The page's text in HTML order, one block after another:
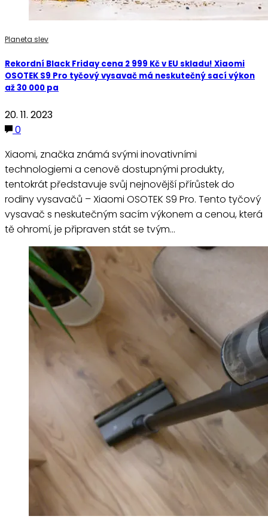
Planeta slev
Rekordní Black Friday cena 2 999 Kč v EU skladu! Xiaomi
OSOTEK S9 Pro tyčový vysavač má neskutečný sací výkon
až 30 000 pa
20. 11. 2023
0
Xiaomi, značka známá svými inovativními
technologiemi a cenově dostupnými produkty,
tentokrát představuje svůj nejnovější přírůstek do
rodiny vysavačů – Xiaomi OSOTEK S9 Pro. Tento tyčový
vysavač s neskutečným sacím výkonem a cenou, která
tě ohromí, je připraven stát se tvým…